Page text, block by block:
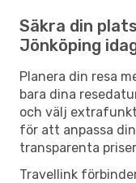
Säkra din
Jönköping
Planera din resa
bara dina
och välj
för att anpassa
transparenta
Travellink